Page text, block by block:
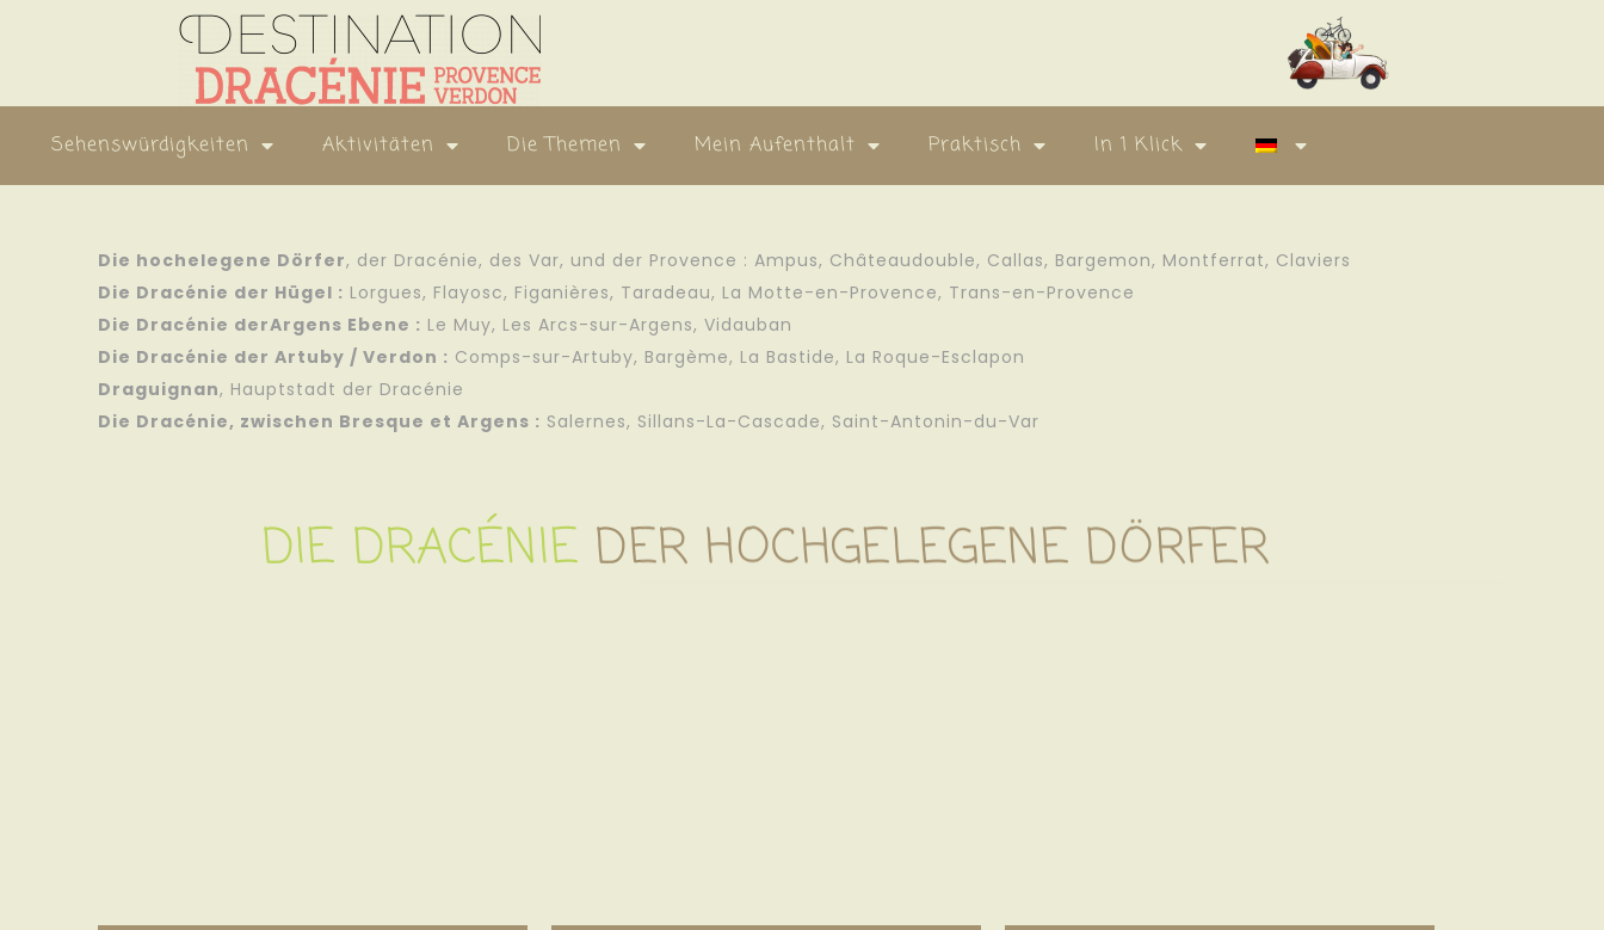
Sehenswürdigkeiten Aktivitäten Die Themen Mein Aufenthalt Praktisch In 1 Klick
Die hochelegene Dörfer, der Dracénie, des Var, und der Provence : Ampus, Châteaudouble, Callas, Bargemon, Montferrat, Claviers
Die Dracénie der Hügel : Lorgues, Flayosc, Figanières, Taradeau, La Motte-en-Provence, Trans-en-Provence
Die Dracénie derArgens Ebene : Le Muy, Les Arcs-sur-Argens, Vidauban
Die Dracénie der Artuby / Verdon : Comps-sur-Artuby, Bargème, La Bastide, La Roque-Esclapon
Draguignan, Hauptstadt der Dracénie
Die Dracénie, zwischen Bresque et Argens : Salernes, Sillans-La-Cascade, Saint-Antonin-du-Var
DIE DRACÉNIE DER HOCHGELEGENE DÖRFER